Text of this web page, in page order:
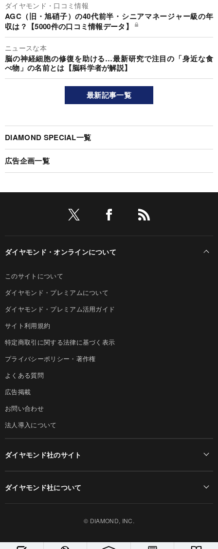
ダイヤモンド・口コミ情報
AGC（旧・旭硝子）の40代前半・シニアマネージャー級の年
収は？【5000件の口コミ情報データ】
ニュースな本
脳の神経細胞の修復を助ける…最新研究で注目の「身近な食
べ物」の名前とは【脳科学者が解説】
最新記事一覧
DIAMOND SPECIAL一覧
広告企画一覧
ダイヤモンド・オンラインについて
このサイトについて
ダイヤモンド・プレミアムについて
ダイヤモンド・プレミアム活用ガイド
サイト利用規約
特定商取引に関する法律に基づく表示
プライバシーポリシー・著作権
よくある質問
広告掲載
お問い合わせ
法人導入について
ダイヤモンド社のサイト
書籍オンライン
ダイヤモンド社について
採用情報
© DIAMOND, INC.